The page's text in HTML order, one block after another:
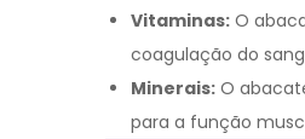
Vitaminas: O
coagulação do
Minerais: O
para a função